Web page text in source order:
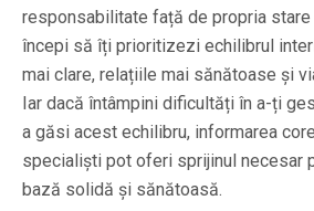
responsabilitate față de propria stare
începi să îți prioritizezi echilibrul
mai clare, relațiile mai sănătoase și
Iar dacă întâmpini dificultăți în a-ți
a găsi acest echilibru, informarea
specialiști pot oferi sprijinul necesar
bază solidă și sănătoasă.